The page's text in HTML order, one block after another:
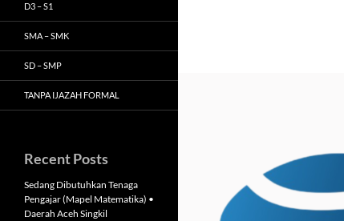
D3 – S1
SMA – SMK
SD – SMP
TANPA IJAZAH FORMAL
Recent Posts
Sedang Dibutuhkan Tenaga
Pengajar (Mapel Matematika) •
Daerah Aceh Singkil